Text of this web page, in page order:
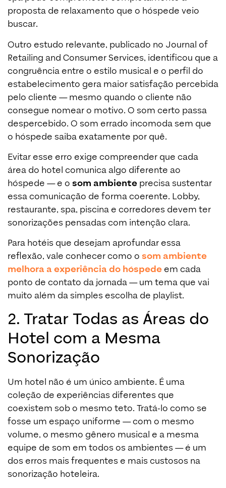
proposta de relaxamento que o hóspede veio
buscar.
Outro estudo relevante, publicado no Journal of
Retailing and Consumer Services, identificou que a
congruência entre o estilo musical e o perfil do
estabelecimento gera maior satisfação percebida
pelo cliente — mesmo quando o cliente não
consegue nomear o motivo. O som certo passa
despercebido. O som errado incomoda sem que
o hóspede saiba exatamente por quê.
Evitar esse erro exige compreender que cada
área do hotel comunica algo diferente ao
hóspede — e o som ambiente precisa sustentar
essa comunicação de forma coerente. Lobby,
restaurante, spa, piscina e corredores devem ter
sonorizações pensadas com intenção clara.
Para hotéis que desejam aprofundar essa
reflexão, vale conhecer como o som ambiente
melhora a experiência do hóspede em cada
ponto de contato da jornada — um tema que vai
muito além da simples escolha de playlist.
2. Tratar Todas as Áreas do
Hotel com a Mesma
Sonorização
Um hotel não é um único ambiente. É uma
coleção de experiências diferentes que
coexistem sob o mesmo teto. Tratá-lo como se
fosse um espaço uniforme — com o mesmo
volume, o mesmo gênero musical e a mesma
equipe de som em todos os ambientes — é um
dos erros mais frequentes e mais custosos na
sonorização hoteleira.